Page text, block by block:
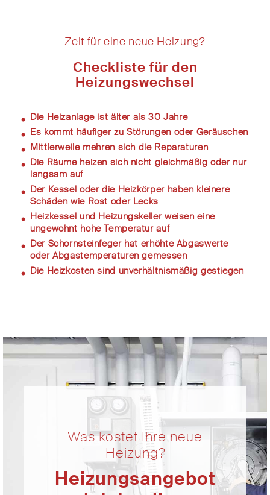
Zeit für eine neue Heizung?
Checkliste für den
Heizungswechsel
Die Heizanlage ist älter als 30 Jahre
Es kommt häufiger zu Störungen oder Geräuschen
Mittlerweile mehren sich die Reparaturen
Die Räume heizen sich nicht gleichmäßig oder nur
langsam auf
Der Kessel oder die Heizkörper haben kleinere
Schäden wie Rost oder Lecks
Heizkessel und Heizungskeller weisen eine
ungewohnt hohe Temperatur auf
Der Schornsteinfeger hat erhöhte Abgaswerte
oder Abgastemperaturen gemessen
Die Heizkosten sind unverhältnismäßig gestiegen
Was kostet Ihre neue
Heizung?
Heizungsangebot